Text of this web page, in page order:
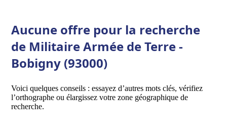
Aucune offre pour la recherche
de Militaire Armée de Terre -
Bobigny (93000)
Voici quelques conseils : essayez d’autres mots clés, vérifiez
l’orthographe ou élargissez votre zone géographique de
recherche.